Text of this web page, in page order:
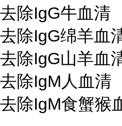
去除IgG牛血清
去除IgG绵羊血
去除IgG山羊血
去除IgM人血清
去除IgM食蟹猴